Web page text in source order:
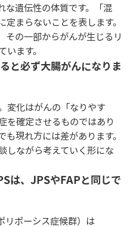
な遺伝性の体質です。「混
まらないことを表します。
その一部からがんが生じるリ
います。
と必ず大腸がんになりま
変化はがんの「なりやす
を確定させるものではあり
も現れ方には差があります。
しながら考えていく形にな
は、JPSやFAPと同じで
リポーシス症候群）は